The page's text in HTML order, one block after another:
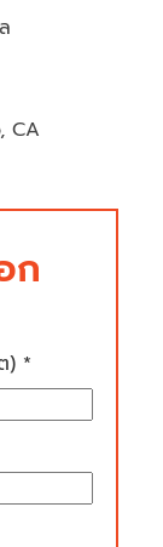
CA
ก
) *